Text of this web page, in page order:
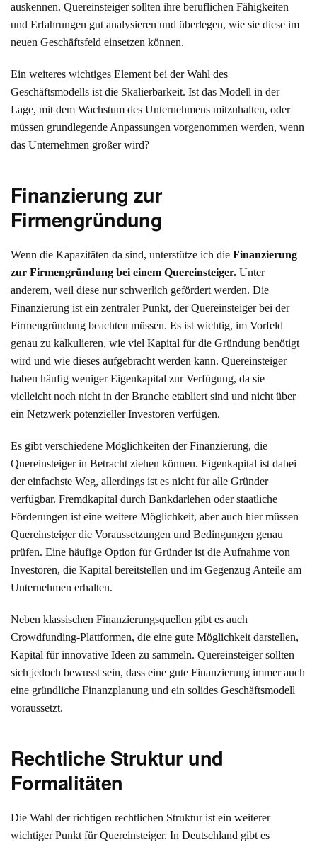
auskennen. Quereinsteiger sollten ihre beruflichen Fähigkeiten
und Erfahrungen gut analysieren und überlegen, wie sie diese im
neuen Geschäftsfeld einsetzen können.
Ein weiteres wichtiges Element bei der Wahl des
Geschäftsmodells ist die Skalierbarkeit. Ist das Modell in der
Lage, mit dem Wachstum des Unternehmens mitzuhalten, oder
müssen grundlegende Anpassungen vorgenommen werden, wenn
das Unternehmen größer wird?
Finanzierung zur
Firmengründung
Wenn die Kapazitäten da sind, unterstütze ich die Finanzierung
zur Firmengründung bei einem Quereinsteiger. Unter
anderem, weil diese nur schwerlich gefördert werden. Die
Finanzierung ist ein zentraler Punkt, der Quereinsteiger bei der
Firmengründung beachten müssen. Es ist wichtig, im Vorfeld
genau zu kalkulieren, wie viel Kapital für die Gründung benötigt
wird und wie dieses aufgebracht werden kann. Quereinsteiger
haben häufig weniger Eigenkapital zur Verfügung, da sie
vielleicht noch nicht in der Branche etabliert sind und nicht über
ein Netzwerk potenzieller Investoren verfügen.
Es gibt verschiedene Möglichkeiten der Finanzierung, die
Quereinsteiger in Betracht ziehen können. Eigenkapital ist dabei
der einfachste Weg, allerdings ist es nicht für alle Gründer
verfügbar. Fremdkapital durch Bankdarlehen oder staatliche
Förderungen ist eine weitere Möglichkeit, aber auch hier müssen
Quereinsteiger die Voraussetzungen und Bedingungen genau
prüfen. Eine häufige Option für Gründer ist die Aufnahme von
Investoren, die Kapital bereitstellen und im Gegenzug Anteile am
Unternehmen erhalten.
Neben klassischen Finanzierungsquellen gibt es auch
Crowdfunding-Plattformen, die eine gute Möglichkeit darstellen,
Kapital für innovative Ideen zu sammeln. Quereinsteiger sollten
sich jedoch bewusst sein, dass eine gute Finanzierung immer auch
eine gründliche Finanzplanung und ein solides Geschäftsmodell
voraussetzt.
Rechtliche Struktur und
Formalitäten
Die Wahl der richtigen rechtlichen Struktur ist ein weiterer
wichtiger Punkt für Quereinsteiger. In Deutschland gibt es